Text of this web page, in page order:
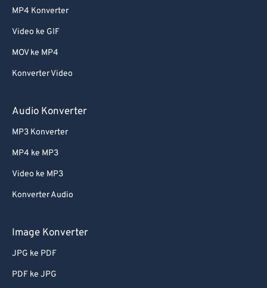
MP4 Konverter
Video ke GIF
MOV ke MP4
Konverter Video
Audio Konverter
MP3 Konverter
MP4 ke MP3
Video ke MP3
Konverter Audio
Image Konverter
JPG ke PDF
PDF ke JPG